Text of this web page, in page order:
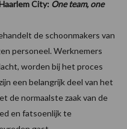
City: One team, one
de schoonmakers van
personeel. Werknemers
worden bij het proces
een belangrijk deel van het
de normaalste zaak van de
en fatsoenlijk te